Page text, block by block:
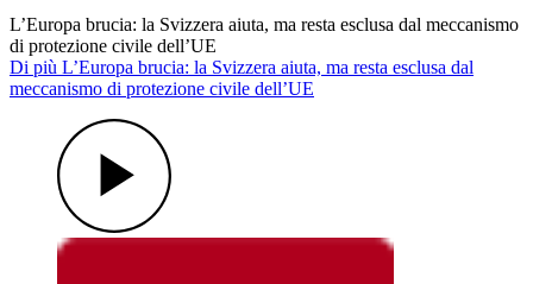
L’Europa brucia: la Svizzera aiuta, ma resta esclusa dal meccanismo
di protezione civile dell’UE
Di più L’Europa brucia: la Svizzera aiuta, ma resta esclusa dal
meccanismo di protezione civile dell’UE